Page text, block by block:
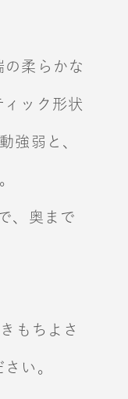
柔らかな
ィック形状
強弱と、
、奥まで
きもちよさ
い。